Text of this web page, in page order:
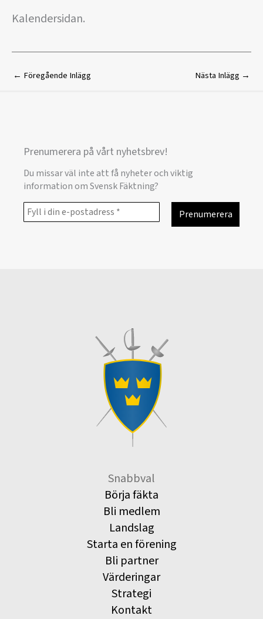
Kalendersidan.
← Föregående Inlägg Nästa Inlägg →
Prenumerera på vårt nyhetsbrev!
Du missar väl inte att få nyheter och viktig
information om Svensk Fäktning?
Snabbval
Börja fäkta
Bli medlem
Landslag
Starta en förening
Bli partner
Värderingar
Strategi
Kontakt